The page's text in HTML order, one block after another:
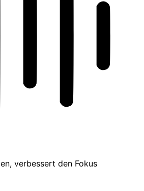
verbessert den Fokus